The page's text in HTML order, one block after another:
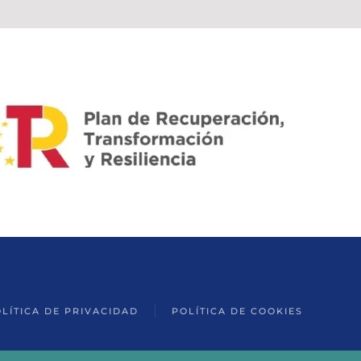
DE PRIVACIDAD POLÍTICA DE COOKIES